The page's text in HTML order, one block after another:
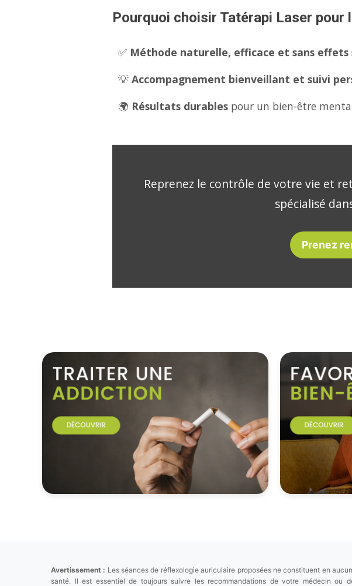
Pourquoi choisir Tatérapi Laser
✅ Méthode naturelle, efficace et sans effets
💡 Accompagnement bienveillant et suivi
🌍 Résultats durables pour un bien-être
Reprenez le contrôle de votre vie et
spécialisé
Prenez
Avertissement : Les séances de réflexologie auriculaire proposées ne constituent en
santé. Il est essentiel de toujours suivre les recommandations de votre médecin ou